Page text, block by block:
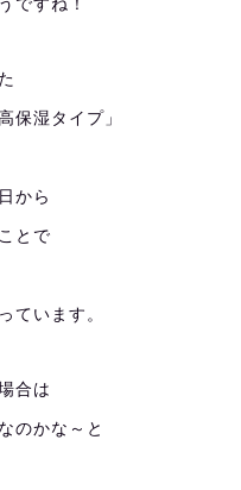
ですね！
保湿タイプ」
から
とで
ています。
合は
のかな～と